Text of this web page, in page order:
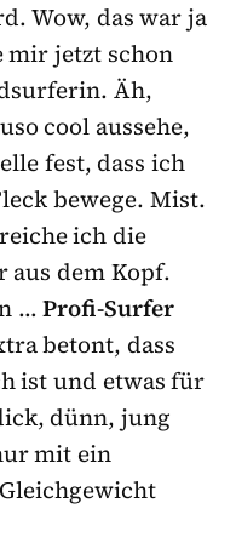
Wow, das war ja
mir jetzt schon
Äh,
cool aussehe,
fest, dass ich
bewege. Mist.
ich die
aus dem Kopf.
…Profi-Surfer
betont, dass
ist und etwas für
dünn, jung
mit ein